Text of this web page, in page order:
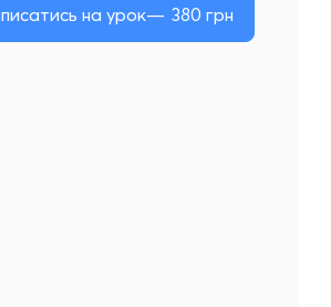
на урок 380 грн